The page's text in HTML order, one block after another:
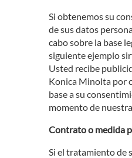
Si obtenemos su
de sus datos
cabo sobre la base
siguiente ejemplo
Usted recibe
Konica Minolta por
base a su
momento de
Contrato o medida
Si el tratamiento de